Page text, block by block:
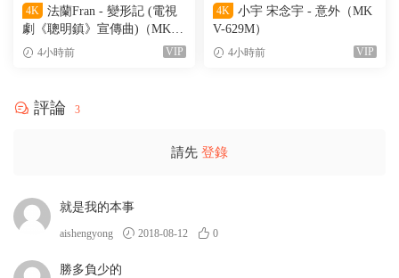
4K
法蘭Fran - 變形記 (電視
劇《聰明鎮》宣傳曲)（MKV-
205M）
4小時前 VIP
4K
小宇 宋念宇 - 意外（MK
V-629M）
4小時前 VIP
評論 3
請先 登錄
就是我的本事
aishengyong 2018-08-12 0
勝多負少的